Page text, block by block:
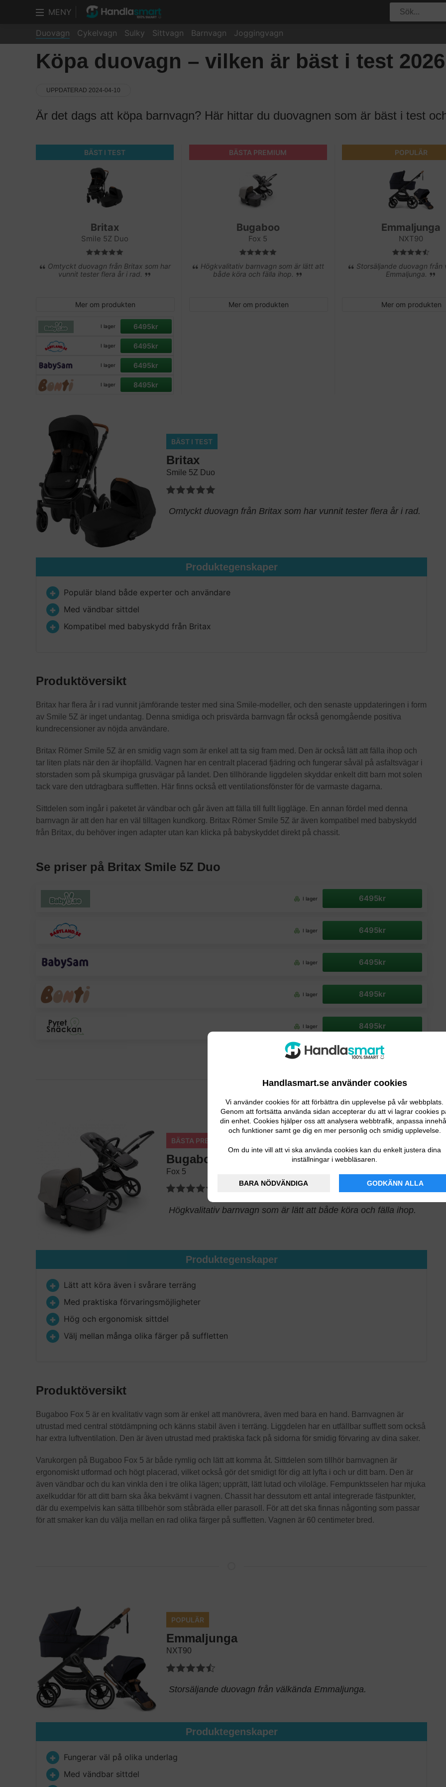
Handlasmart.se använder cookies
Vi använder cookies för att förbättra din upplevelse på vår webbplats.
Genom att fortsätta använda sidan accepterar du att vi lagrar cookies
din enhet. Cookies hjälper oss att analysera webbtrafik, anpassa
och funktioner samt ge dig en mer personlig och smidig upplevelse.
Om du inte vill att vi ska använda cookies kan du enkelt justera dina
inställningar i webbläsaren.
BARA NÖDVÄNDIGA GODKÄNN ALLA
MENY
Duovagn Cykelvagn Sulky Sittvagn Barnvagn Joggingvagn
Köpa duovagn – vilken är bäst i test
UPPDATERAD 2024-04-10
Är det dags att köpa barnvagn? Här hittar du duovagnen som är bäst i test
BÄST I TEST
Britax
Smile 5Z Duo
Omtyckt duovagn från Britax som har
vunnit tester flera år i rad.
Mer om produkten
I lager 6495kr
I lager 6495kr
I lager 6495kr
I lager 8495kr
BÄSTA PREMIUM
Bugaboo
Fox 5
Högkvalitativ barnvagn som är lätt att
både köra och fälla ihop.
Mer om produkten
POPULÄR
Emmaljunga
NXT90
Storsäljande duovagn från
Emmaljunga.
Mer om produkten
BÄST I TEST
Britax
Smile 5Z Duo
Omtyckt duovagn från Britax som har vunnit tester flera år i rad.
Produktegenskaper
Populär bland både experter och användare
Med vändbar sittdel
Kompatibel med babyskydd från Britax
Produktöversikt
Britax har flera år i rad vunnit jämförande tester med sina Smile-modeller, och den senaste uppdateringen i form
av Smile 5Z är inget undantag. Denna smidiga och prisvärda barnvagn får också genomgående positiva
kundrecensioner av nöjda användare.
Britax Römer Smile 5Z är en smidig vagn som är enkel att ta sig fram med. Den är också lätt att fälla ihop och
tar liten plats när den är ihopfälld. Vagnen har en centralt placerad fjädring och fungerar såväl på asfaltsvägar i
storstaden som på skumpiga grusvägar på landet. Den tillhörande liggdelen skyddar enkelt ditt barn mot solen
tack vare den utdragbara suffletten. Här finns också ett ventilationsfönster för de varmaste dagarna.
Sittdelen som ingår i paketet är vändbar och går även att fälla till fullt liggläge. En annan fördel med denna
barnvagn är att den har en väl tilltagen kundkorg. Britax Römer Smile 5Z är även kompatibel med babyskydd
från Britax, du behöver ingen adapter utan kan klicka på babyskyddet direkt på chassit.
Se priser på Britax Smile 5Z Duo
I lager 6495kr
I lager 6495kr
I lager 6495kr
I lager 8495kr
I lager 8495kr
BÄSTA PREMIUM
Bugaboo
Fox 5
Högkvalitativ barnvagn som är lätt att både köra och fälla ihop.
Produktegenskaper
Lätt att köra även i svårare terräng
Med praktiska förvaringsmöjligheter
Hög och ergonomisk sittdel
Välj mellan många olika färger på suffletten
Produktöversikt
Bugaboo Fox 5 är en kvalitativ vagn som är enkel att manövrera, även med bara en hand. Barnvagnen är
utrustad med central stötdämpning och känns stabil även i terräng. Liggdelen har en utfällbar sufflett som också
har extra luftventilation. Den är även utrustad med praktiska fack på sidorna för smidig förvaring av dina saker.
Varukorgen på Bugaboo Fox 5 är både rymlig och lätt att komma åt. Sittdelen som tillhör barnvagnen är
ergonomiskt utformad och högt placerad, vilket också gör det smidigt för dig att lyfta i och ur ditt barn. Den är
även vändbar och du kan vinkla den i tre olika lägen; upprätt, lätt lutad och viloläge. Fempunktsselen har mjuka
axelkuddar för att ditt barn ska åka bekvämt i vagnen. Chassit har dessutom ett antal integrerade fästpunkter,
där du exempelvis kan sätta tillbehör som ståbräda eller parasoll. För att det ska finnas någonting som passar
för att smaker kan du välja mellan en rad olika färger på suffletten. Vagnen är 60 centimeter bred.
POPULÄR
Emmaljunga
NXT90
Storsäljande duovagn från välkända Emmaljunga.
Produktegenskaper
Fungerar väl på olika underlag
Med vändbar sittdel